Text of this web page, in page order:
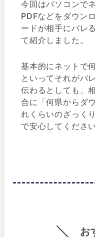
今回はパソコンで
PDFなどをダウン
ードが相手にバレ
て紹介しました。
基本的にネットで
といってそれがバ
伝わるとしても、
合に「何県からダ
れくらいのざっく
で安心してください
お